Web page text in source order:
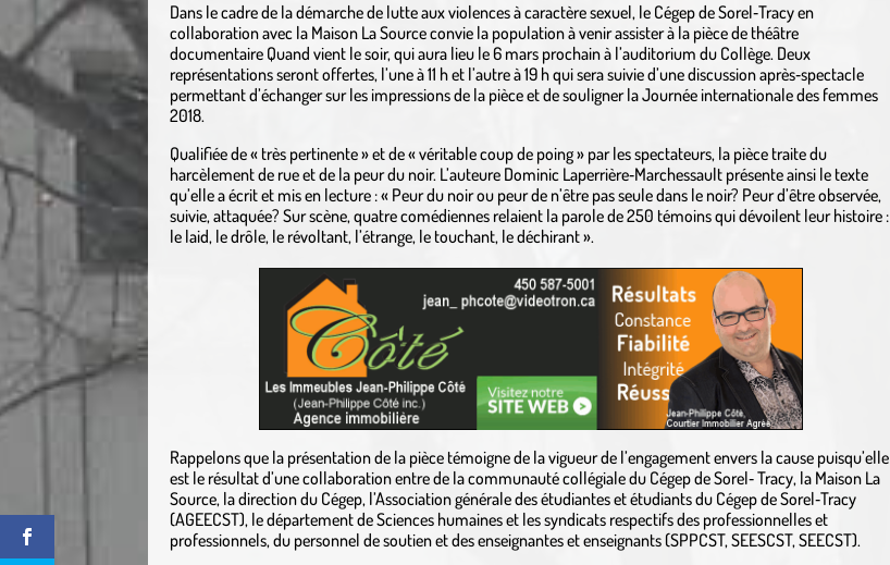
Dans le cadre de la démarche de lutte aux violences à caractère sexuel, le Cégep de Sorel‐Tracy en
collaboration avec la Maison La Source convie la population à venir assister à la pièce de théâtre
documentaire Quand vient le soir, qui aura lieu le 6 mars prochain à l’auditorium du Collège. Deux
représentations seront offertes, l’une à 11 h et l’autre à 19 h qui sera suivie d’une discussion après‐spectacle
permettant d’échanger sur les impressions de la pièce et de souligner la Journée internationale des femmes
2018.
Qualifiée de « très pertinente » et de « véritable coup de poing » par les spectateurs, la pièce traite du
harcèlement de rue et de la peur du noir. L’auteure Dominic Laperrière‐Marchessault présente ainsi le texte
qu’elle a écrit et mis en lecture : « Peur du noir ou peur de n’être pas seule dans le noir? Peur d’être observée,
suivie, attaquée? Sur scène, quatre comédiennes relaient la parole de 250 témoins qui dévoilent leur histoire :
le laid, le drôle, le révoltant, l’étrange, le touchant, le déchirant ».
Rappelons que la présentation de la pièce témoigne de la vigueur de l’engagement envers la cause puisqu’elle
est le résultat d’une collaboration entre de la communauté collégiale du Cégep de Sorel‐ Tracy, la Maison La
Source, la direction du Cégep, l’Association générale des étudiantes et étudiants du Cégep de Sorel‐Tracy
(AGEECST), le département de Sciences humaines et les syndicats respectifs des professionnelles et
professionnels, du personnel de soutien et des enseignantes et enseignants (SPPCST, SEESCST, SEECST).